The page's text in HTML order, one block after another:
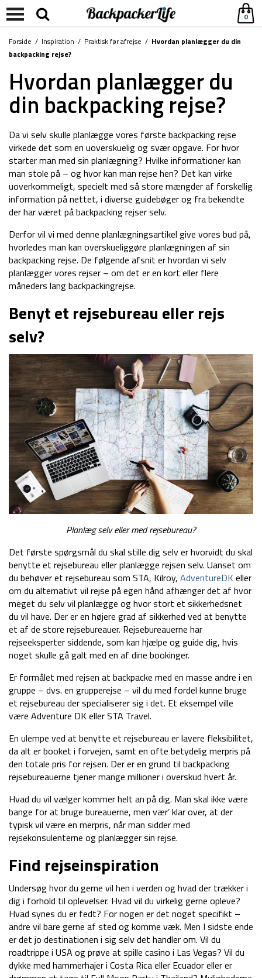
0
Forside / Inspiration / Praktisk før afrejse / Hvordan planlægger du din
backpacking rejse?
Hvordan planlægger du
din backpacking rejse?
Da vi selv skulle planlægge vores første backpacking rejse
virkede det som en uoverskuelig og svær opgave. For hvor
starter man med sin planlægning? Hvilke informationer kan
man stole på – og hvor kan man rejse hen? Det kan virke
uoverkommeligt, specielt med så store mængder af forskellig
information på nettet, i diverse guidebøger og fra bekendte
der har været på backpacking rejser selv.
Derfor vil vi med denne planlægningsartikel give vores bud på,
hvorledes man kan overskueliggøre planlægningen af sin
backpacking rejse. De følgende afsnit er hvordan vi selv
planlægger vores rejser – om det er en kort eller flere
måneders lang backpackingrejse.
Benyt et rejsebureau eller rejs
selv?
Planlæg selv eller med rejsebureau?
Det første spørgsmål du skal stille dig selv er hvorvidt du skal
benytte et rejsebureau eller planlægge rejsen selv. Uanset om
du behøver et rejsebureau som STA, Kilroy, AdventureDK eller
om du alternativt vil rejse på egen hånd afhænger det af hvor
meget du selv vil planlægge og hvor stort et sikkerhedsnet
du vil have. Der er en højere grad af sikkerhed ved at benytte
et af de store rejsebureauer. Rejsebureauerne har
rejseeksperter siddende, som kan hjælpe og guide dig, hvis
noget skulle gå galt med en af dine bookinger.
Er formålet med rejsen at backpacke med en masse andre i en
gruppe – dvs. en grupperejse – vil du med fordel kunne bruge
et rejsebureau der specialiserer sig i det. Et eksempel ville
være Adventure DK eller STA Travel.
En ulempe ved at benytte et rejsebureau er lavere fleksibilitet,
da alt er booket i forvejen, samt en ofte betydelig merpris på
den totale pris for rejsen. Der er en grund til backpacking
rejsebureauerne tjener mange millioner i overskud hvert år.
Hvad du vil vælger kommer helt an på dig. Man skal ikke være
bange for at bruge bureauerne, men vær’ klar over, at der
typisk vil være en merpris, når man sidder med
rejsekonsulenterne og planlægger sin rejse.
Find rejseinspiration
Undersøg hvor du gerne vil hen i verden og hvad der trækker i
dig i forhold til oplevelser. Hvad vil du virkelig gerne opleve?
Hvad synes du er fedt? For nogen er det noget specifikt –
andre vil bare gerne af sted og komme væk. Men I sidste ende
er det jo destinationen i sig selv det handler om. Vil du
roadtrippe i USA og prøve at spille casino i Las Vegas? Vil du
dykke med hammerhajer i Costa Rica eller Ecuador eller er